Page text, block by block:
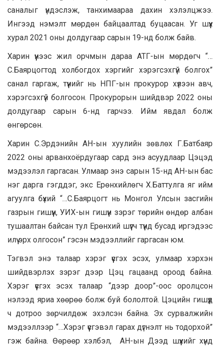
саналыг үндэслэж, танхимаараа дахин хэлэлцжээ.
Ингээд нэмэлт мөрдөн байцаалтад буцаасан. Уг шүүх
хурал 2021 оны долдугаар сарын 19-нд болж байв.
Харин үүнээс жил орчмын дараа АТГ-ын мөрдөгч “…
С.Баярцогтод холбогдох хэргийг хэрэгсэхгүй болгох”
санал гаргаж, түүнийг нь НПГ-ын прокурор хүлээн авч,
хэрэгсэхгүй болгосон. Прокурорын шийдвэр 2022 оны
долдугаар сарын 6-нд гарчээ. Ийм явдал болж
өнгөрсөн.
Харин С.Эрдэнийн АН-ын хуулийн зөвлөх Г.Батбаяр
2022 оны арванхоёрдугаар сард энэ асуудлаар Цэцэд
мэдээлэл гаргасан. Улмаар энэ сарын 15-нд АН-ын бас
нэг дарга гэгддэг, экс Ерөнхийлөгч Х.Баттулга яг ийм
агуулга бүхий “…С.Баярцогт нь Монгол Улсын засгийн
газрын гишүүн, УИХ-ын гишүүн зэрэг төрийн өндөр албан
тушаалтан байсан тул Ерөнхий шүүгч түүнд бусад иргэдээс
илүү эрх олгосон” гэсэн мэдээллийг гаргасан юм.
Тэгвэл энэ талаар хэрэг үүсгэх эсэх, улмаар хэрхэн
шийдвэрлэх зэрэг дээр Цэц гацаанд ороод байна.
Хэрэг үүсгэх эсэх талаар “дээр доор”-оос оролцсон
нэлээд яриа хөөрөө болж буй бололтой. Цэцийн гишүүд
ч дотроо зөрчилдөж эхэлсэн байна. Эх сурвалжийн
мэдээллээр “…Хэрэг үүсгэвэл гарах дүгнэлт нь тодорхой”
гэж байна. Өөрөөр хэлбэл, АН-ын Дээд шүүхийг хүнд